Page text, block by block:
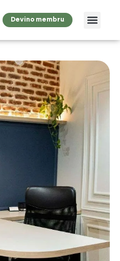
Devino membru